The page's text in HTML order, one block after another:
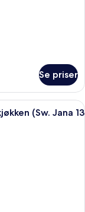
Se priser
1 soverom, ikke-
(Sw. Jana 13